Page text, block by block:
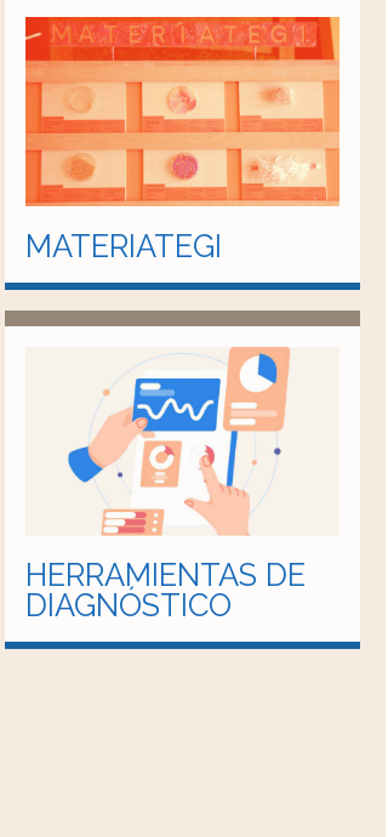
MATERIATEGI
HERRAMIENTAS DE
DIAGNÓSTICO